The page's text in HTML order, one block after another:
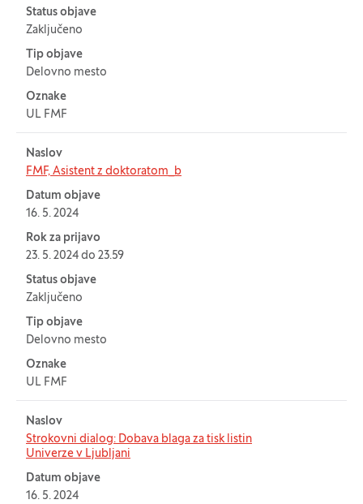
Status objave
Zaključeno
Tip objave
Delovno mesto
Oznake
UL FMF
Naslov
FMF, Asistent z doktoratom_b
Datum objave
16. 5. 2024
Rok za prijavo
23. 5. 2024 do 23.59
Status objave
Zaključeno
Tip objave
Delovno mesto
Oznake
UL FMF
Naslov
Strokovni dialog: Dobava blaga za tisk listin
Univerze v Ljubljani
Datum objave
16. 5. 2024